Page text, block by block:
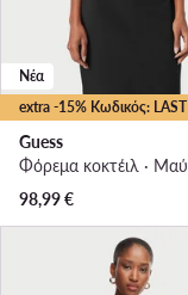
extra -15% Κωδικός: LAST
Νέα
Guess
98,99€